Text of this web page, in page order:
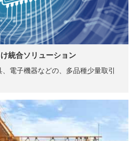
統合ソリューション
電子機器などの、多品種少量取引